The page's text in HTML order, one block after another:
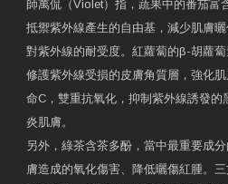
師萬侃（Violet）指，蔬果中的番茄富
抵禦紫外線產生的自由基，減少肌膚
對紫外線的耐受度。紅蘿蔔的β-胡蘿
修護紫外線受損的皮膚角質層，強化
命C，雙重抗氧化，抑制紫外線誘發的
炎肌膚。
另外，綠茶含茶多酚，當中最重要成
膚造成的氧化傷害、降低曬傷紅腫。